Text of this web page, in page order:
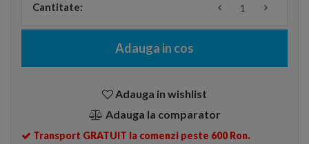
Cantitate:
Adauga in cos
Adauga in wishlist
Adauga la comparator
Transport GRATUIT la comenzi peste 600 Ron.